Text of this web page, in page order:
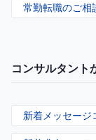
常勤転職のご相
コンサルタント
新着メッセージ